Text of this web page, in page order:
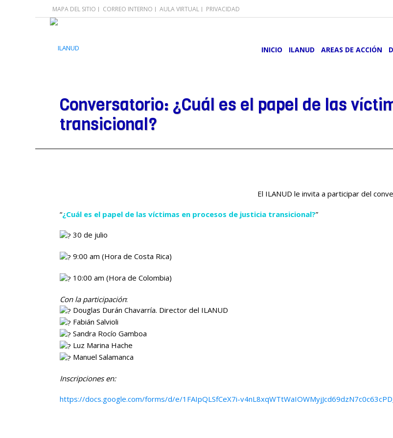
MAPA DEL SITIO CORREO INTERNO AULA VIRTUAL PRIVACIDAD
INICIO ILANUD AREAS DE ACCIÓN
Conversatorio: ¿Cuál es el papel de las
transicional?
El ILANUD le invita a participar del
“¿Cuál es el papel de las víctimas en procesos de justicia transicional?”
30 de julio
9:00 am (Hora de Costa Rica)
10:00 am (Hora de Colombia)
Con la participación:
Douglas Durán Chavarría. Director del ILANUD
Fabián Salvioli
Sandra Rocío Gamboa
Luz Marina Hache
Manuel Salamanca
Inscripciones en:
https://docs.google.com/forms/d/e/1FAIpQLSfCeX7i-